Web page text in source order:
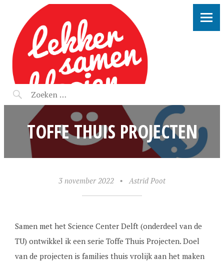
LEKKER SAMEN KLOOIEN
TOFFE THUIS PROJECTEN
3 november 2022 • Astrid Poot
Samen met het Science Center Delft (onderdeel van de
TU) ontwikkel ik een serie Toffe Thuis Projecten. Doel
van de projecten is families thuis vrolijk aan het maken